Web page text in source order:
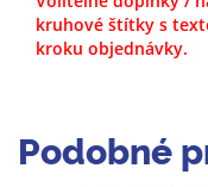
kruhové štítky s
kroku objednávky.
Podobné